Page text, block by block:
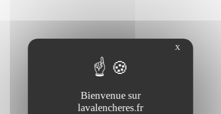
X
Bienvenue sur
lavalencheres.fr